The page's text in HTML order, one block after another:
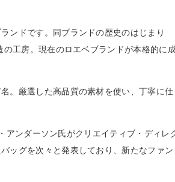
ンドです。同ブランドの歴史のはじまり
工房。現在のロエベブランドが本格的に
。厳選した高品質の素材を使い、丁寧に仕
ンダーソン氏がクリエイティブ・ディレ
ッグを次々と発表しており、新たなファン